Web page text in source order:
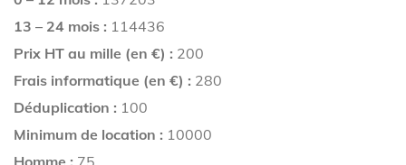
13 – 24 mois : 114436
Prix HT au mille (en €) : 200
Frais informatique (en €) : 280
Déduplication : 100
Minimum de location : 10000
Homme : 75